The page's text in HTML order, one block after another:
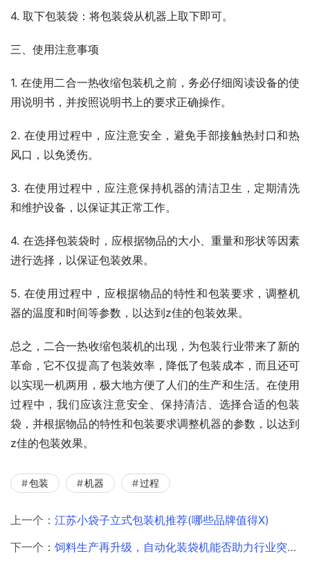
4. 取下包装袋：将包装袋从机器上取下即可。
三、使用注意事项
1. 在使用二合一热收缩包装机之前，务必仔细阅读设备的使
用说明书，并按照说明书上的要求正确操作。
2. 在使用过程中，应注意安全，避免手部接触热封口和热
风口，以免烫伤。
3. 在使用过程中，应注意保持机器的清洁卫生，定期清洗
和维护设备，以保证其正常工作。
4. 在选择包装袋时，应根据物品的大小、重量和形状等因素
进行选择，以保证包装效果。
5. 在使用过程中，应根据物品的特性和包装要求，调整机
器的温度和时间等参数，以达到z佳的包装效果。
总之，二合一热收缩包装机的出现，为包装行业带来了新的
革命，它不仅提高了包装效率，降低了包装成本，而且还可
以实现一机两用，极大地方便了人们的生产和生活。在使用
过程中，我们应该注意安全、保持清洁、选择合适的包装
袋，并根据物品的特性和包装要求调整机器的参数，以达到
z佳的包装效果。
包装 机器 过程
上一个： 江苏小袋子立式包装机推荐(哪些品牌值得X)
下一个： 饲料生产再升级，自动化装袋机能否助力行业突破瓶颈